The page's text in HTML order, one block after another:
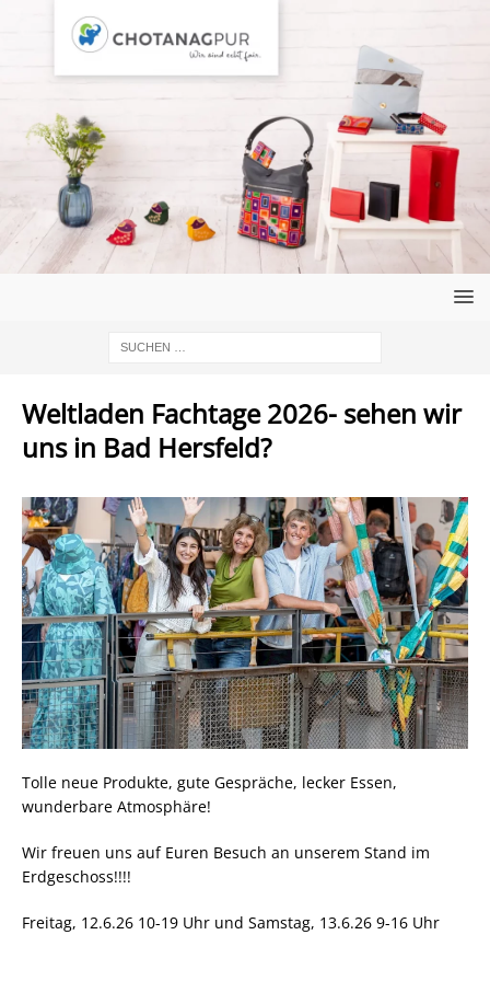
Weltladen Fachtage 2026- sehen wir
uns in Bad Hersfeld?
Tolle neue Produkte, gute Gespräche, lecker Essen,
wunderbare Atmosphäre!
Wir freuen uns auf Euren Besuch an unserem Stand im
Erdgeschoss!!!!
Freitag, 12.6.26 10-19 Uhr und Samstag, 13.6.26 9-16 Uhr